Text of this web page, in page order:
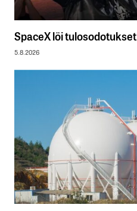
SpaceX löi tulosodotukset
5.8.2026